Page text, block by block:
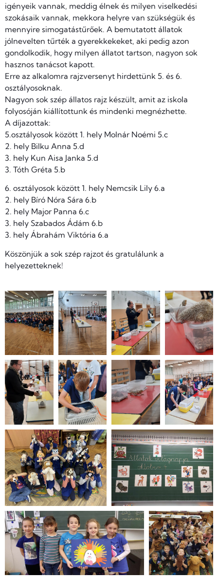
igényeik vannak, meddig élnek és milyen viselkedési
szokásaik vannak, mekkora helyre van szükségük és
mennyire simogatástűrőek. A bemutatott állatok
jólnevelten tűrték a gyerekkekeket, aki pedig azon
gondolkodik, hogy milyen állatot tartson, nagyon sok
hasznos tanácsot kapott.
Erre az alkalomra rajzversenyt hirdettünk 5. és 6.
osztályosoknak.
Nagyon sok szép állatos rajz készült, amit az iskola
folyosóján kiállítottunk és mindenki megnézhette.
A díjazottak:
5.osztályosok között 1. hely Molnár Noémi 5.c
2. hely Bilku Anna 5.d
3. hely Kun Aisa Janka 5.d
3. Tóth Gréta 5.b
6. osztályosok között 1. hely Nemcsik Lily 6.a
2. hely Bíró Nóra Sára 6.b
2. hely Major Panna 6.c
3. hely Szabados Ádám 6.b
3. hely Ábrahám Viktória 6.a
Köszönjük a sok szép rajzot és gratulálunk a
helyezetteknek!